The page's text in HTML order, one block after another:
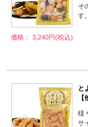
そ
す
価格： 3,240円(税込)
と
様
サ